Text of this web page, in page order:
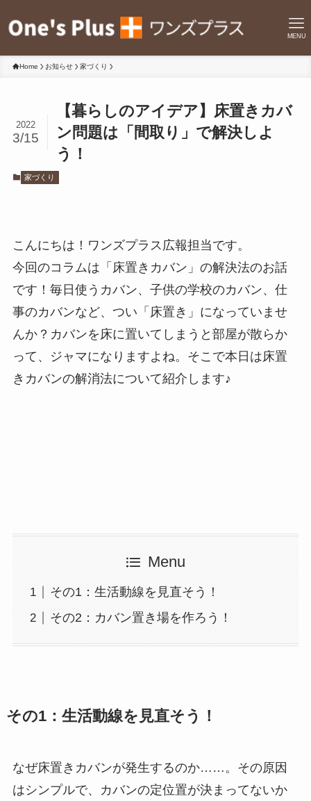
MENU
Home お知らせ 家づくり
【暮らしのアイデア】床置きカバ
ン問題は「間取り」で解決しよ
う！
2022
3/15
家づくり
こんにちは！ワンズプラス広報担当です。
今回のコラムは「床置きカバン」の解決法のお話
です！毎日使うカバン、子供の学校のカバン、仕
事のカバンなど、つい「床置き」になっていませ
んか？カバンを床に置いてしまうと部屋が散らか
って、ジャマになりますよね。そこで本日は床置
きカバンの解消法について紹介します♪
Menu
その1：生活動線を見直そう！
その2：カバン置き場を作ろう！
その1：生活動線を見直そう！
なぜ床置きカバンが発生するのか……。その原因
はシンプルで、カバンの定位置が決まってないか